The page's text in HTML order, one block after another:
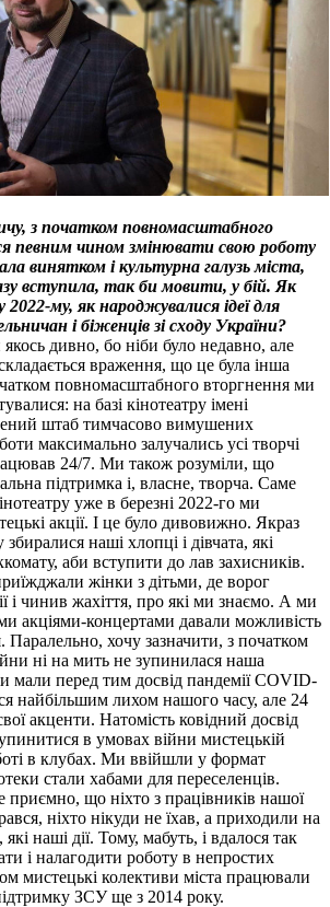
з початком повномасштабного
певним чином змінювати свою роботу
винятком і культурна галузь міста,
вступила, так би мовити, у бій. Як
2022-му, як народжувалися ідеї для
і біженців зі сходу України?
дивно, бо ніби було недавно, але
враження, що це була інша
повномасштабного вторгнення ми
на базі кінотеатру імені
штаб тимчасово вимушених
максимально залучались усі творчі
24/7. Ми також розуміли, що
підтримка і, власне, творча. Саме
уже в березні 2022-го ми
акції. І це було дивовижно. Якраз
наші хлопці і дівчата, які
аби вступити до лав захисників.
жінки з дітьми, де ворог
і чинив жахіття, про які ми знаємо. А ми
акціями-концертами давали можливість
Паралельно, хочу зазначити, з початком
ні на мить не зупинилася наша
мали перед тим досвід пандемії СOVID-
найбільшим лихом нашого часу, але 24
акценти. Натомість ковідний досвід
в умовах війни мистецькій
в клубах. Ми ввійшли у формат
стали хабами для переселенців.
що ніхто з працівників нашої
ніхто нікуди не їхав, а приходили на
наші дії. Тому, мабуть, і вдалося так
і налагодити роботу в непростих
мистецькі колективи міста працювали
ЗСУ ще з 2014 року.